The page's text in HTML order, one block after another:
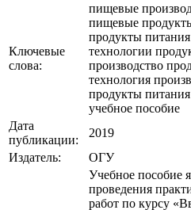
Ключевые
слова:
пищевые
пищевые
продукты питания
технологии
производство
технология
продукты питания
учебное пособие
Дата
публикации:
2019
Издатель:
ОГУ
Учебное пособие
проведения
работ по курсу